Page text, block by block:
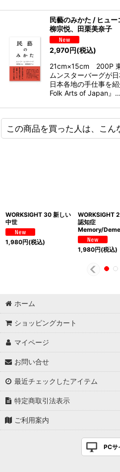
民藝のみかた / ヒュー
柳宗悦、田栗美奈子
2,970円(税込)
21cm×15cm 200P 東
ムンスターバーグが
日本各地の手仕事を
Folk Arts of Japan』…
この商品を買った人は、こん
WORKSIGHT 30 新しい
中世
1,980円(税込)
WORKSIGHT
認知症
Memory/
1,980円(税込)
ホーム
ショッピングカート
マイページ
お問い合せ
最近チェックしたアイテム
特定商取引法表示
ご利用案内
PCサ